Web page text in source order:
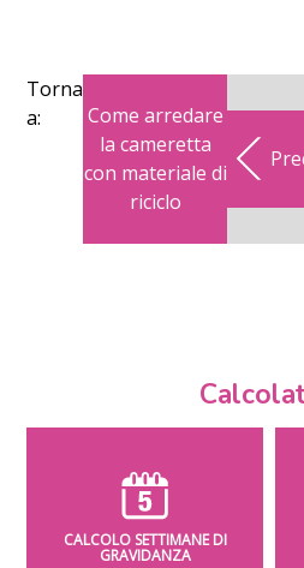
Torna
a:
Come arredare
la cameretta
con materiale di
riciclo
CALCOLO SETTIMANE DI
GRAVIDANZA